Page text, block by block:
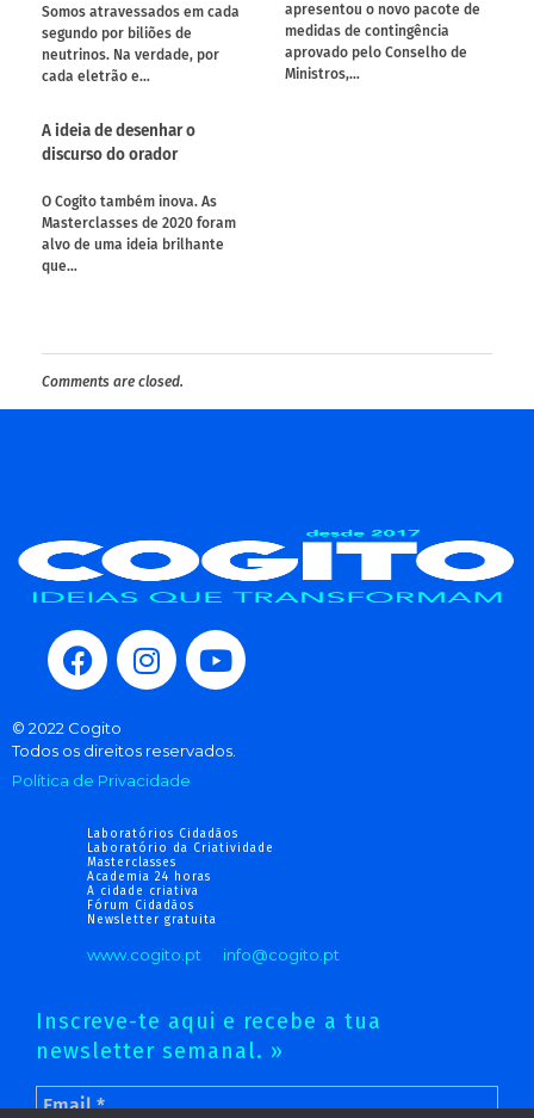
Somos atravessados em cada
segundo por biliões de
neutrinos. Na verdade, por
cada eletrão e…
apresentou o novo pacote de
medidas de contingência
aprovado pelo Conselho de
Ministros,…
A ideia de desenhar o
discurso do orador
O Cogito também inova. As
Masterclasses de 2020 foram
alvo de uma ideia brilhante
que…
Comments are closed.
© 2022 Cogito
Todos os direitos reservados.
Política de Privacidade
Laboratórios Cidadãos
Laboratório da Criatividade
Masterclasses
Academia 24 horas
A cidade criativa
Fórum Cidadãos
Newsletter gratuita
www.cogito.pt info@cogito.pt
Inscreve-te aqui e recebe a tua
newsletter semanal. »